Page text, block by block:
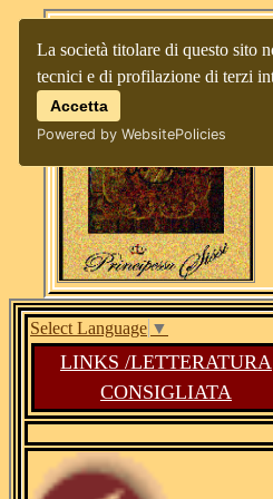
La società titolare di questo sito
tecnici e di profilazione di terzi
Accetta
Powered by WebsitePolicies
Select Language ▼
LINKS /LETTERATURA
CONSIGLIATA